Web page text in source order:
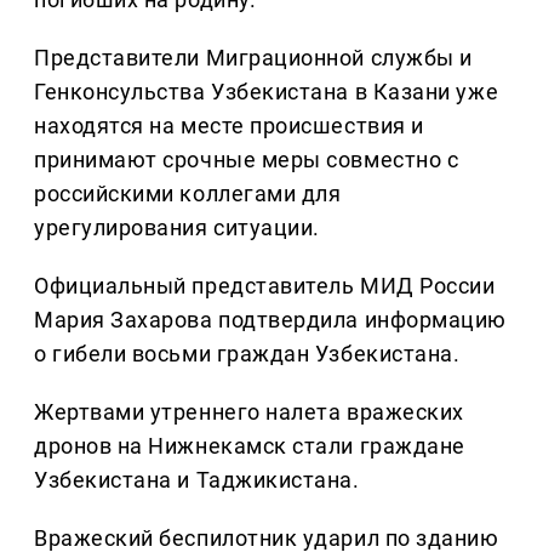
Представители Миграционной службы и
Генконсульства Узбекистана в Казани уже
находятся на месте происшествия и
принимают срочные меры совместно с
российскими коллегами для
урегулирования ситуации.
Официальный представитель МИД России
Мария Захарова подтвердила информацию
о гибели восьми граждан Узбекистана.
Жертвами утреннего налета вражеских
дронов на Нижнекамск стали граждане
Узбекистана и Таджикистана.
Вражеский беспилотник ударил по зданию